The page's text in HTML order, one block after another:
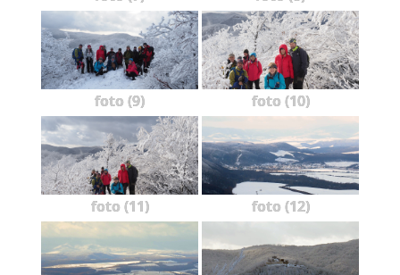
foto (9) foto (10)
foto (11) foto (12)